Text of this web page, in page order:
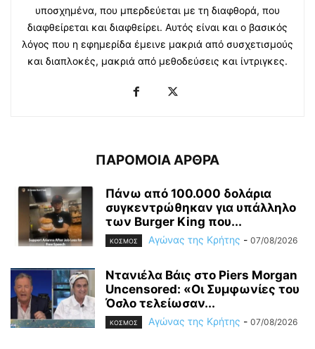
υποσχημένα, που μπερδεύεται με τη διαφθορά, που
διαφθείρεται και διαφθείρει. Αυτός είναι και ο βασικός
λόγος που η εφημερίδα έμεινε μακριά από συσχετισμούς
και διαπλοκές, μακριά από μεθοδεύσεις και ίντριγκες.
ΠΑΡΟΜΟΙΑ ΑΡΘΡΑ
Πάνω από 100.000 δολάρια
συγκεντρώθηκαν για υπάλληλο
των Burger King που...
ΚΟΣΜΟΣ Αγώνας της Κρήτης - 07/08/2026
Ντανιέλα Βάις στο Piers Morgan
Uncensored: «Οι Συμφωνίες του
Όσλο τελείωσαν...
ΚΟΣΜΟΣ Αγώνας της Κρήτης - 07/08/2026